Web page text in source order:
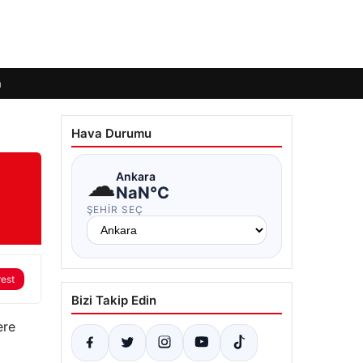
Hava Durumu
☁Ankara
NaN°C
ŞEHIR SEÇ
Bizi Takip Edin